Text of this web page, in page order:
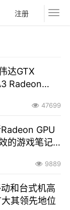
注册
达GTX
47699
GPU
的游戏笔记
9889
和台式机高
其领先地位